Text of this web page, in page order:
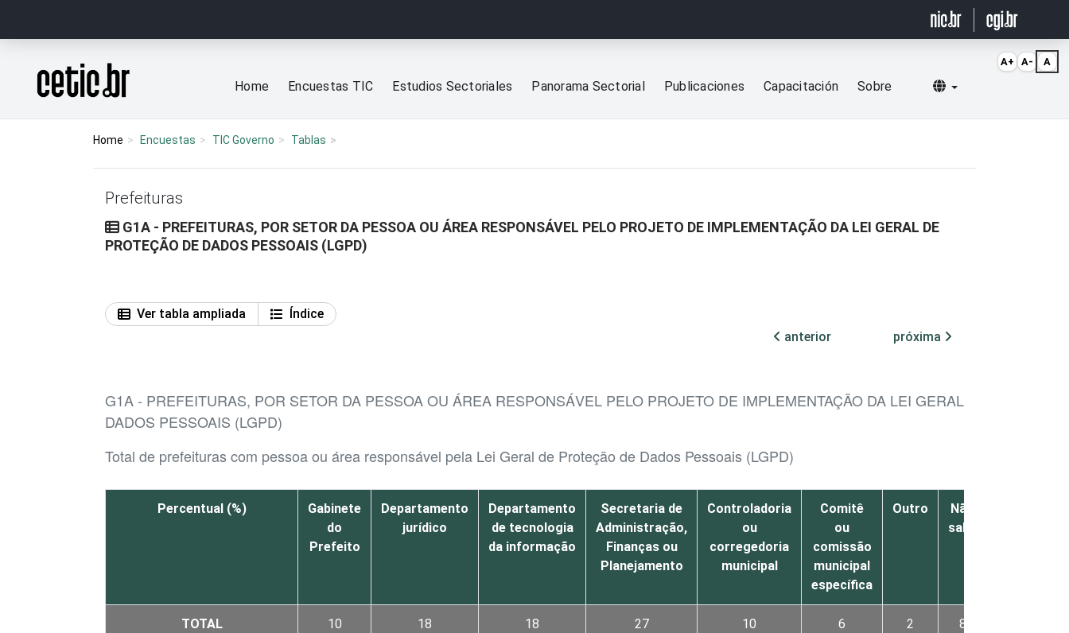
Página inicial
Home Encuestas TIC Estudios Sectoriales Panorama Sectorial Publicaciones Capacitación Sobre Selecionar idioma
Home Encuestas TIC Governo Tablas
Prefeituras
G1A - PREFEITURAS, POR SETOR DA PESSOA OU ÁREA RESPONSÁVEL PELO PROJETO DE IMPLEMENTAÇÃO DA LEI GERAL DE
PROTEÇÃO DE DADOS PESSOAIS (LGPD)
Ver tabla ampliada
Índice
anterior
próxima
G1A - PREFEITURAS, POR SETOR DA PESSOA OU ÁREA RESPONSÁVEL PELO PROJETO DE IMPLEMENTAÇÃO DA LEI GERAL DE
DADOS PESSOAIS (LGPD)
Total de prefeituras com pessoa ou área responsável pela Lei Geral de Proteção de Dados Pessoais (LGPD)
Percentual (%)
Gabinete
do
Prefeito
Departamento
jurídico
Departamento
de tecnologia
da informação
Secretaria de
Administração,
Finanças ou
Planejamento
Controladoria
ou
corregedoria
municipal
Comitê
ou
comissão
municipal
específica
Outro
Não
sabe
TOTAL 10 18 18 27 10 6 2 8
A+ A- A